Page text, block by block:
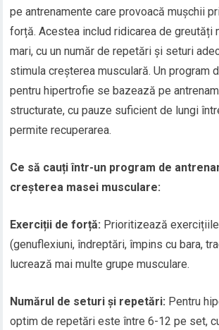
pe antrenamente care provoacă mușchii
forță. Acestea includ ridicarea de greutăți
mari, cu un număr de repetări și seturi
stimula creșterea musculară. Un program
pentru hipertrofie se bazează pe
structurate, cu pauze suficient de lungi
permite recuperarea.
Ce să cauți într-un program de
creșterea masei musculare:
Exerciții de forță: Prioritizează
(genuflexiuni, îndreptări, împins cu bara,
lucrează mai multe grupe musculare.
Numărul de seturi și repetări: Pentru
optim de repetări este între 6-12 pe set,